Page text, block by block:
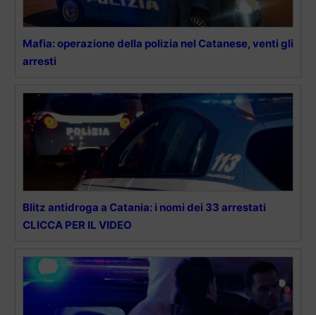
Mafia: operazione della polizia nel Catanese, venti gli
arresti
Blitz antidroga a Catania: i nomi dei 33 arrestati
CLICCA PER IL VIDEO